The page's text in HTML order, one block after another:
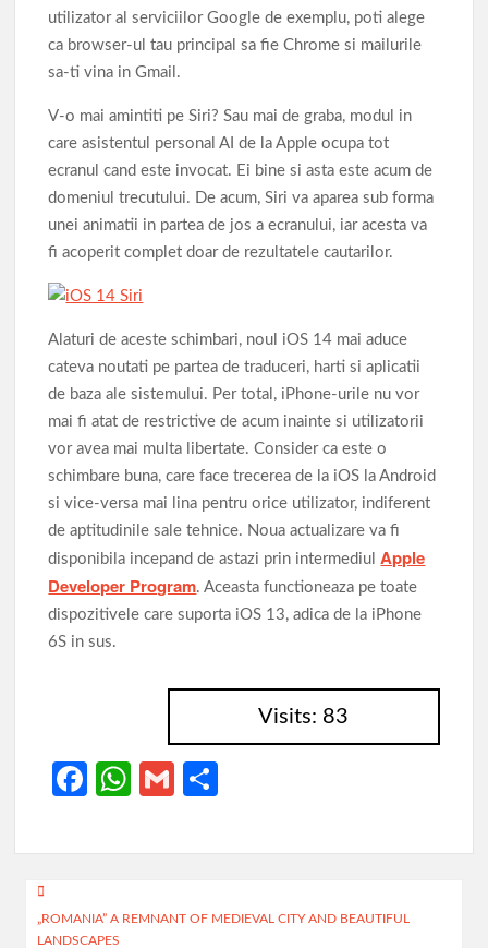
utilizator al serviciilor Google de exemplu, poti alege
ca browser-ul tau principal sa fie Chrome si mailurile
sa-ti vina in Gmail.
V-o mai amintiti pe Siri? Sau mai de graba, modul in
care asistentul personal AI de la Apple ocupa tot
ecranul cand este invocat. Ei bine si asta este acum de
domeniul trecutului. De acum, Siri va aparea sub forma
unei animatii in partea de jos a ecranului, iar acesta va
fi acoperit complet doar de rezultatele cautarilor.
Alaturi de aceste schimbari, noul iOS 14 mai aduce
cateva noutati pe partea de traduceri, harti si aplicatii
de baza ale sistemului. Per total, iPhone-urile nu vor
mai fi atat de restrictive de acum inainte si utilizatorii
vor avea mai multa libertate. Consider ca este o
schimbare buna, care face trecerea de la iOS la Android
si vice-versa mai lina pentru orice utilizator, indiferent
de aptitudinile sale tehnice. Noua actualizare va fi
disponibila incepand de astazi prin intermediulApple
Developer Program. Aceasta functioneaza pe toate
dispozitivele care suporta iOS 13, adica de la iPhone
6S in sus.
Visits: 83
Fa
b
o
W
at
A
G
ail ta
az
Navigare
în„ROMANIA” A REMNANT OF MEDIEVAL CITY AND BEAUTIFUL
LANDSCAPES